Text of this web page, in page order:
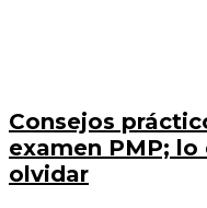
Consejos
examen PMP;
olvidar